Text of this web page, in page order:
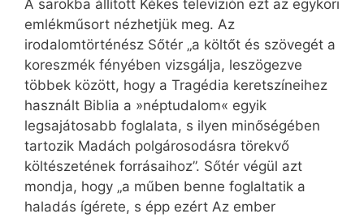
A sarokba állított Kékes televízión ezt az egykori
emlékműsort nézhetjük meg. Az
irodalomtörténész Sőtér „a költőt és szövegét a
koreszmék fényében vizsgálja, leszögezve
többek között, hogy a Tragédia keretszíneihez
használt Biblia a »néptudalom« egyik
legsajátosabb foglalata, s ilyen minőségében
tartozik Madách polgárosodásra törekvő
költészetének forrásaihoz”. Sőtér végül azt
mondja, hogy „a műben benne foglaltatik a
haladás ígérete, s épp ezért Az ember